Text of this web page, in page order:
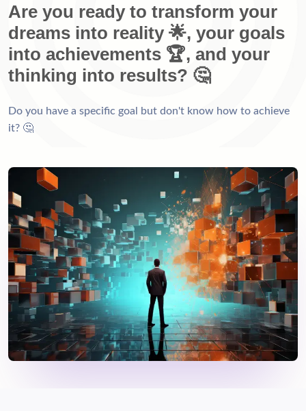
Are you ready to transform your
dreams into reality 🌟, your goals
into achievements 🏆, and your
thinking into results? 🤔
Do you have a specific goal but don't know how to achieve